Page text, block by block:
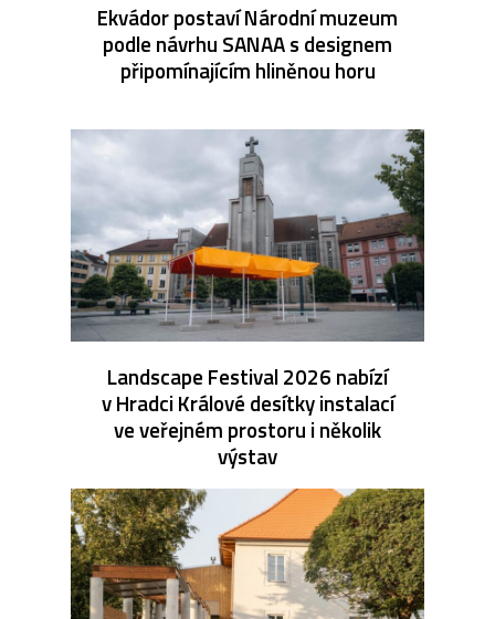
Ekvádor postaví Národní muzeum
podle návrhu SANAA s designem
připomínajícím hliněnou horu
Landscape Festival 2026 nabízí
v Hradci Králové desítky instalací
ve veřejném prostoru i několik
výstav